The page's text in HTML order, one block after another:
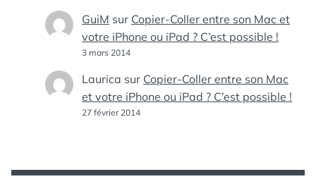
GuiM sur Copier-Coller entre son Mac et
votre iPhone ou iPad ? C’est possible !
3 mars 2014
Laurica sur Copier-Coller entre son Mac
et votre iPhone ou iPad ? C’est possible !
27 février 2014